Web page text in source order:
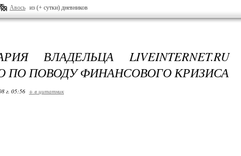
Авось из (+ сутки) дневников
ВЛАДЕЛЬЦА
ПО ПОВОДУ ФИНАНСОВОГО КРИЗИСА
г. 05:56 + в цитатник